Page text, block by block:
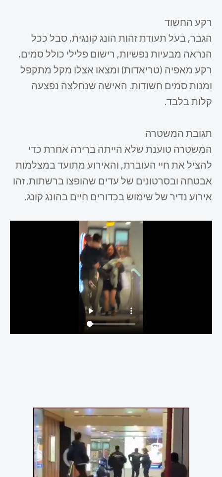
רקע החשוד
הגבר, בעל תעודת זהות הונג קונגית, סבל ככל
הנראה מבעיות נפשיות, רישום פלילי כולל סמים,
רקע מאפיה (טריאדות) ומצאו אצלו מקל מתקפל
ומנות סמים חשודות. האישה שנחלצה נפצעה
קלות בלבד.
​תגובת המשטרה
המשטרה טוענת שלא הייתה ברירה אחרת כדי
להציל את חיי העוברת, והאירוע מתועד במצלמות
אבטחה ובסרטונים של עדים שהופצו ברשתות. זהו
אירוע נדיר של שימוש בכדורים חיים בהונג קונג.